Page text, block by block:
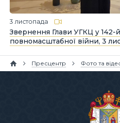
3 листопада
Звернення Глави УГКЦ у 142-
повномасштабної війни, 3
Пресцентр Фото та